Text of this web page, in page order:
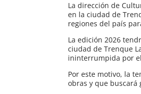
La dirección de
en la ciudad de
regiones del país
La edición 2026
ciudad de Trenque
ininterrumpida por
Por este motivo, la
obras y que buscará